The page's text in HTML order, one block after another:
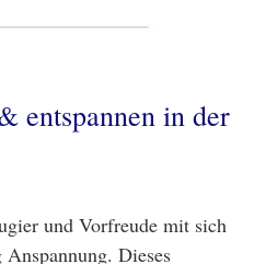
entspannen in der
und Vorfreude mit sich
Dieses